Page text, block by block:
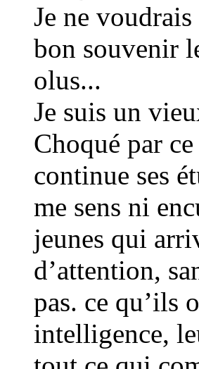
Je ne
bon souvenir
olus...
Je suis un
Choqué par
continue ses
me sens ni
jeunes qui
d’attention,
pas. ce qu’ils
intelligence,